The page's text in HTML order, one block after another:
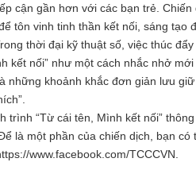
cận gần hơn với các bạn trẻ.
tôn vinh tinh thần kết nối, sáng tạo
thời đại kỹ thuật số, việc thúc
kết nối” như một cách nhắc nhở
những khoảnh khắc đơn giản lưu
“Từ cái tên, Mình kết nối”
là một phần của chiến dịch, bạn
www.facebook.com/TCCCVN.